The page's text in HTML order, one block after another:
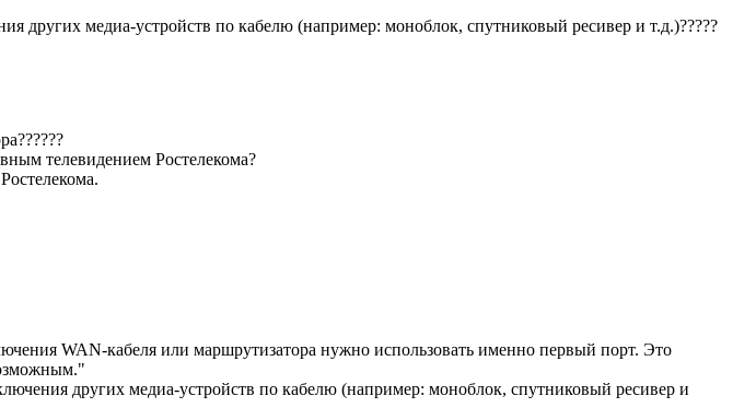
медиа-устройств по кабелю (например: моноблок, спутниковый ресивер и т.д.)?????
телевидением Ростелекома?
WAN-кабеля или маршрутизатора нужно использовать именно первый порт. Это
других медиа-устройств по кабелю (например: моноблок, спутниковый ресивер и